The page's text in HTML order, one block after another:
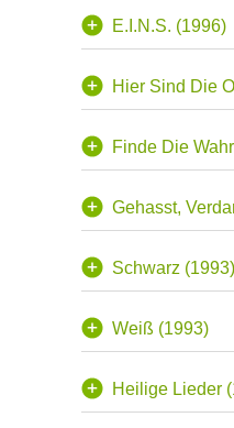
E.I.N.S. (1996)
Hier Sind Die
Finde Die
Gehasst,
Schwarz (1993)
Weiß (1993)
Heilige Lieder